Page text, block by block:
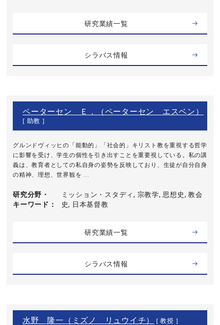
研究業績一覧
シラバス情報
ペーターセン Ｅ．（ペーターセン エスベン）
[ 助教 ]
グルンドヴィッヒの「能動的」「社会的」キリスト教を重視する哲学
に影響を受け、学生の個性を引き出すことを重要視している。私の講
義は、教育者としての私自身の姿勢を反映しており、生徒が自分自身
の精神、理想、世界観を ...
研究分野・
キーワード
ミッション・スタディ, 宗教学, 思想史, 教会
史, 日本基督教
研究業績一覧
シラバス情報
水野 隆一（ミズノ リュウイチ） [ 教授 ]